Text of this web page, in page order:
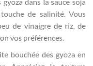
de salinité. Vous
de vinaigre de riz, de
vos préférences.
bouchée des gyoza en